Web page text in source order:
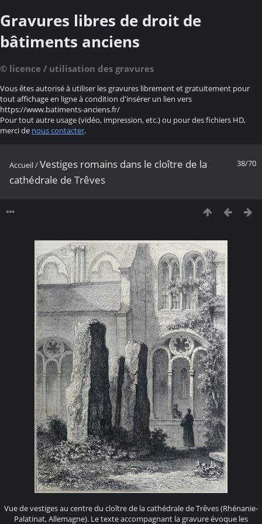
Gravures libres de droit de
bâtiments anciens
© licence / utilisation des gravures
Vous êtes autorisé à utiliser les gravures librement et gratuitement pour
tout affichage en ligne à condition d'insérer un lien vers
https://www.batiments-anciens.fr/
Pour tout autre usage (vidéo, impression, etc.) ou pour des fichiers HD,
merci de nous contacter.
38/70
Accueil/Vestiges romains dans le cloître de la
cathédrale de Trêves
Vue de vestiges au centre du cloître de la cathédrale de Trêves (Rhénanie-
Palatinat, Allemagne). Le texte accompagnant la gravure évoque les